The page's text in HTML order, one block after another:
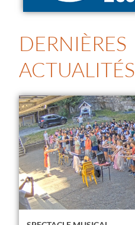
DERNIÈRES
ACTUALITÉS